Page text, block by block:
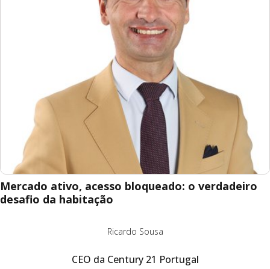
Mercado ativo, acesso bloqueado: o verdadeiro
desafio da habitação
Ricardo Sousa
CEO da Century 21 Portugal